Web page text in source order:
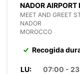
NADOR AIRPORT
MEET AND GREET
NADOR
MOROCCO
Recogida
LU:
07:00 -